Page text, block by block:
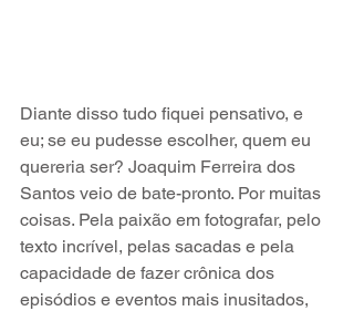
Diante disso tudo fiquei pensativo, e
eu; se eu pudesse escolher, quem eu
quereria ser? Joaquim Ferreira dos
Santos veio de bate-pronto. Por muitas
coisas. Pela paixão em fotografar, pelo
texto incrível, pelas sacadas e pela
capacidade de fazer crônica dos
episódios e eventos mais inusitados,